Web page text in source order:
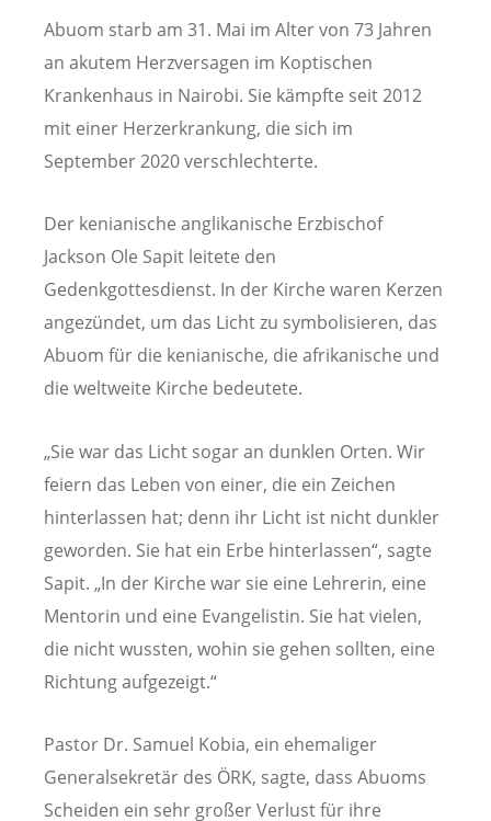
Abuom starb am 31. Mai im Alter von 73 Jahren
an akutem Herzversagen im Koptischen
Krankenhaus in Nairobi. Sie kämpfte seit 2012
mit einer Herzerkrankung, die sich im
September 2020 verschlechterte.
Der kenianische anglikanische Erzbischof
Jackson Ole Sapit leitete den
Gedenkgottesdienst. In der Kirche waren Kerzen
angezündet, um das Licht zu symbolisieren, das
Abuom für die kenianische, die afrikanische und
die weltweite Kirche bedeutete.
„Sie war das Licht sogar an dunklen Orten. Wir
feiern das Leben von einer, die ein Zeichen
hinterlassen hat; denn ihr Licht ist nicht dunkler
geworden. Sie hat ein Erbe hinterlassen“, sagte
Sapit. „In der Kirche war sie eine Lehrerin, eine
Mentorin und eine Evangelistin. Sie hat vielen,
die nicht wussten, wohin sie gehen sollten, eine
Richtung aufgezeigt.“
Pastor Dr. Samuel Kobia, ein ehemaliger
Generalsekretär des ÖRK, sagte, dass Abuoms
Scheiden ein sehr großer Verlust für ihre